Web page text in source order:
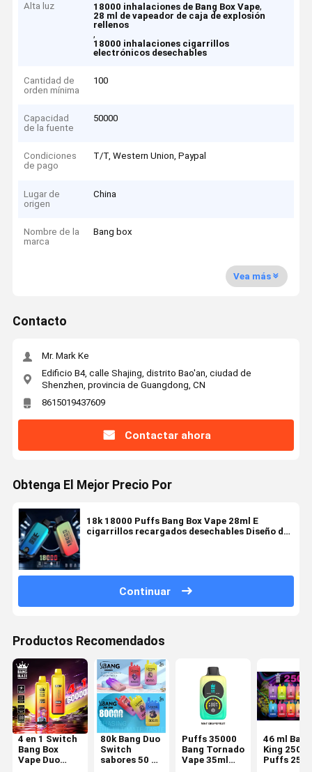
Alta luz 18000 inhalaciones de Bang Box Vape,
28 ml de vapeador de caja de explosión
rellenos
,
18000 inhalaciones cigarrillos
electrónicos desechables
Cantidad de
orden mínima
100
Capacidad
de la fuente
50000
Condiciones
de pago
T/T, Western Union, Paypal
Lugar de
origen
China
Nombre de la
marca
Bang box
Vea más
Contacto
Mr. Mark Ke
Edificio B4, calle Shajing, distrito Bao'an, ciudad de
Shenzhen, provincia de Guangdong, CN
8615019437609
Contactar ahora
Obtenga El Mejor Precio Por
18k 18000 Puffs Bang Box Vape 28ml E
cigarrillos recargados desechables Diseño de
Continuar
Productos Recomendados
4 en 1 Switch
Bang Box
Vape Duo
80k Bang Duo
Switch
sabores 50 ml
Puffs 35000
Bang Tornado
Vape 35ml
46 ml Bang
King 25000
Puffs 25k